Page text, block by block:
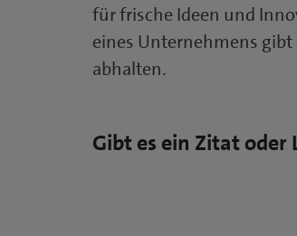
für frische Ideen und
eines Unternehmens
abhalten.
Gibt es ein Zitat oder